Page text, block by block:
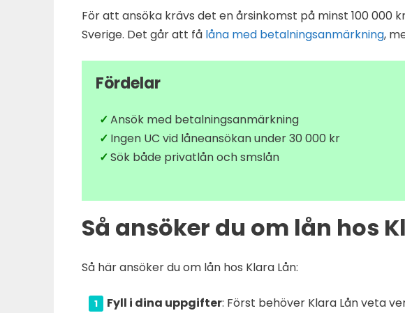
För att ansöka krävs det en årsinkomst på minst 100
Sverige. Det går att få låna med betalningsanmärkning,
Fördelar
Ansök med betalningsanmärkning
Ingen UC vid låneansökan under 30 000 kr
Sök både privatlån och smslån
Så ansöker du om lån hos
Så här ansöker du om lån hos Klara Lån:
Fyll i dina uppgifter: Först behöver Klara Lån veta